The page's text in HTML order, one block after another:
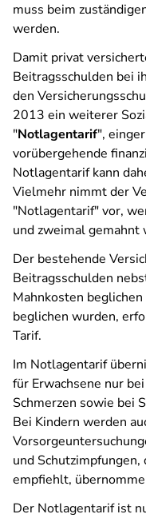
muss beim
werden.
Damit privat
Beitragsschulden bei
den
2013 ein weiterer
"Notlagentarif",
vorübergehende
Notlagentarif kann
Vielmehr nimmt der
"Notlagentarif" vor,
und zweimal gemahnt
Der bestehende
Beitragsschulden
Mahnkosten
beglichen wurden,
Tarif.
Im Notlagentarif
für Erwachsene nur
Schmerzen sowie bei
Bei Kindern werden
und
empfiehlt,
Der Notlagentarif ist